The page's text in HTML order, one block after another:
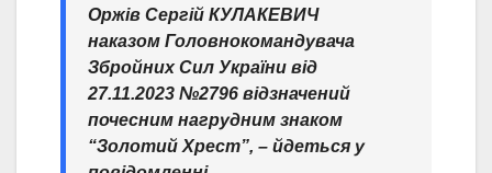
Оржів Сергій КУЛАКЕВИЧ
наказом Головнокомандувача
Збройних Сил України від
27.11.2023 №2796 відзначений
почесним нагрудним знаком
“Золотий Хрест”, – йдеться у